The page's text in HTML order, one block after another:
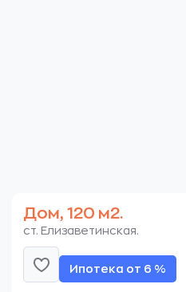
Дом, 120 м2.
ст. Елизаветинская.
Ипотека от 6 %